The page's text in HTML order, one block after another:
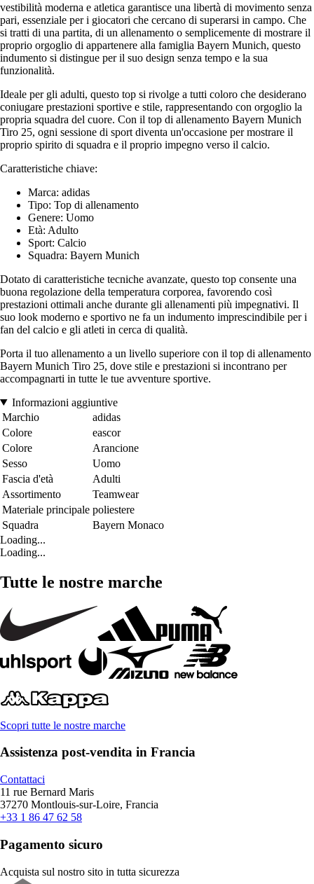
vestibilità moderna e atletica garantisce una libertà di movimento senza
pari, essenziale per i giocatori che cercano di superarsi in campo. Che
si tratti di una partita, di un allenamento o semplicemente di mostrare il
proprio orgoglio di appartenere alla famiglia Bayern Munich, questo
indumento si distingue per il suo design senza tempo e la sua
funzionalità.
Ideale per gli adulti, questo top si rivolge a tutti coloro che desiderano
coniugare prestazioni sportive e stile, rappresentando con orgoglio la
propria squadra del cuore. Con il top di allenamento Bayern Munich
Tiro 25, ogni sessione di sport diventa un'occasione per mostrare il
proprio spirito di squadra e il proprio impegno verso il calcio.
Caratteristiche chiave:
Marca: adidas
Tipo: Top di allenamento
Genere: Uomo
Età: Adulto
Sport: Calcio
Squadra: Bayern Munich
Dotato di caratteristiche tecniche avanzate, questo top consente una
buona regolazione della temperatura corporea, favorendo così
prestazioni ottimali anche durante gli allenamenti più impegnativi. Il
suo look moderno e sportivo ne fa un indumento imprescindibile per i
fan del calcio e gli atleti in cerca di qualità.
Porta il tuo allenamento a un livello superiore con il top di allenamento
Bayern Munich Tiro 25, dove stile e prestazioni si incontrano per
accompagnarti in tutte le tue avventure sportive.
Informazioni aggiuntive
Marchio
adidas
Colore
eascor
Colore
Arancione
Sesso
Uomo
Fascia d'età
Adulti
Assortimento
Teamwear
Materiale principale poliestere
Squadra
Bayern Monaco
Loading...
Loading...
Tutte le nostre marche
Scopri tutte le nostre marche
Assistenza post-vendita in Francia
Contattaci
11 rue Bernard Maris
37270 Montlouis-sur-Loire, Francia
+33 1 86 47 62 58
Pagamento sicuro
Acquista sul nostro sito in tutta sicurezza